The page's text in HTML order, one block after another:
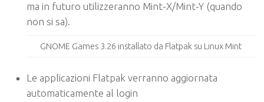
ma in futuro utilizzeranno Mint-X/Mint-Y (quando
non si sa).
GNOME Games 3.26 installato da Flatpak su Linux Mint
Le applicazioni Flatpak verranno aggiornata
automaticamente al login